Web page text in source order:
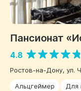
Пансионат
4.8
Ростов-на-Дону, ул.
Альцгеймер
Для